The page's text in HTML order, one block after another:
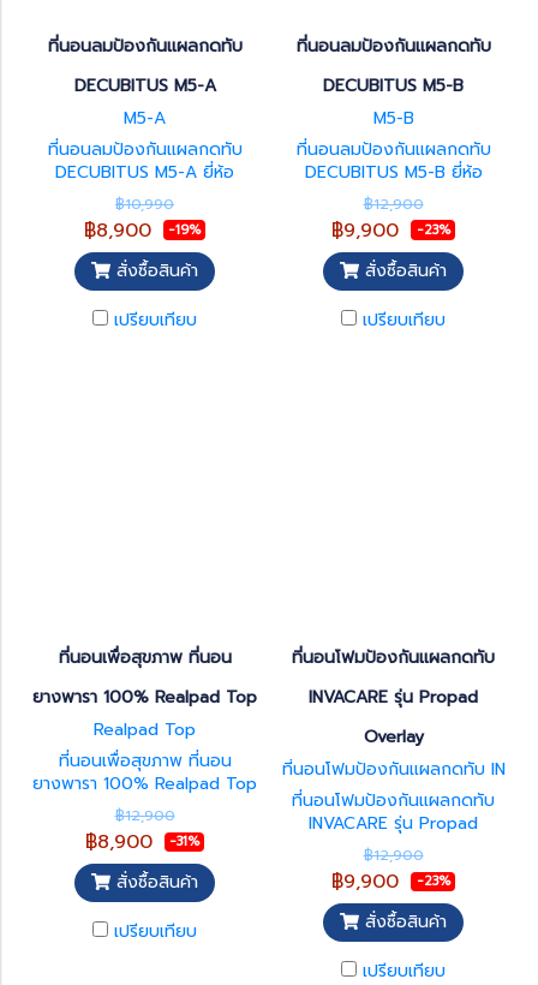
ที่นอนลมป้องกันแผลกดทับ
DECUBITUS M5-A
M5-A
ที่นอนลมป้องกันแผลกดทับ
DECUBITUS M5-A ยี่ห้อ
Yuwell รับประกัน 1 ปี
฿10,990
฿8,900 -19%
สั่งซื้อสินค้า
เปรียบเทียบ
ที่นอนลมป้องกันแผลกดทับ
DECUBITUS M5-B
M5-B
ที่นอนลมป้องกันแผลกดทับ
DECUBITUS M5-B ยี่ห้อ
Yuwell รับประกัน 1 ปี
฿12,900
฿9,900 -23%
สั่งซื้อสินค้า
เปรียบเทียบ
ที่นอนเพื่อสุขภาพ ที่นอน
ยางพารา 100% Realpad Top
Realpad Top
ที่นอนเพื่อสุขภาพ ที่นอน
ยางพารา 100% Realpad Top
รับประกัน 5 ปี ที่นอนยางพารา
แท้กระจายแรงกดทับได้สูงทำให้
ลดการกดทับจากน้ำหนักตัวผู้ใช้
งานได้ดี โอกาสเกิดการเสียดสี
จากการนอนน้อยลง ยางพารามี
ความยืดหยุ่นสูง ระบายความ
ร้อนได้ดี ไม่อับชื้น ส่งผลให้ลด
฿12,900
฿8,900 -31%
สั่งซื้อสินค้า
เปรียบเทียบ
ที่นอนโฟมป้องกันแผลกดทับ
INVACARE รุ่น Propad
Overlay
ที่นอนโฟมป้องกันแผลกดทับ IN
VACARE รุ่น Propad Overlay
ที่นอนโฟมป้องกันแผลกดทับ
INVACARE รุ่น Propad
Overlay สินค้ารับประกัน 5 ปี
รับประกันผ้าปูกันน้ำ 5 ปี
฿12,900
฿9,900 -23%
สั่งซื้อสินค้า
เปรียบเทียบ